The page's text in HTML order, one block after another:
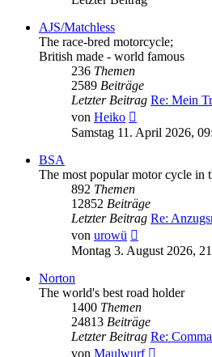
AJS/Matchless
The race-bred motorcycle;
British made - world famous
236 Themen
2589 Beiträge
Letzter Beitrag Re: Mein
von Heiko
Beitrag
Samstag 11. April 2026,
BSA
The most popular motor cycle in
892 Themen
12852 Beiträge
Letzter Beitrag Re:
von urowü
Beitrag
Montag 3. August 2026,
Norton
The world's best road holder
1400 Themen
24813 Beiträge
Letzter Beitrag Re:
von Maulwurf